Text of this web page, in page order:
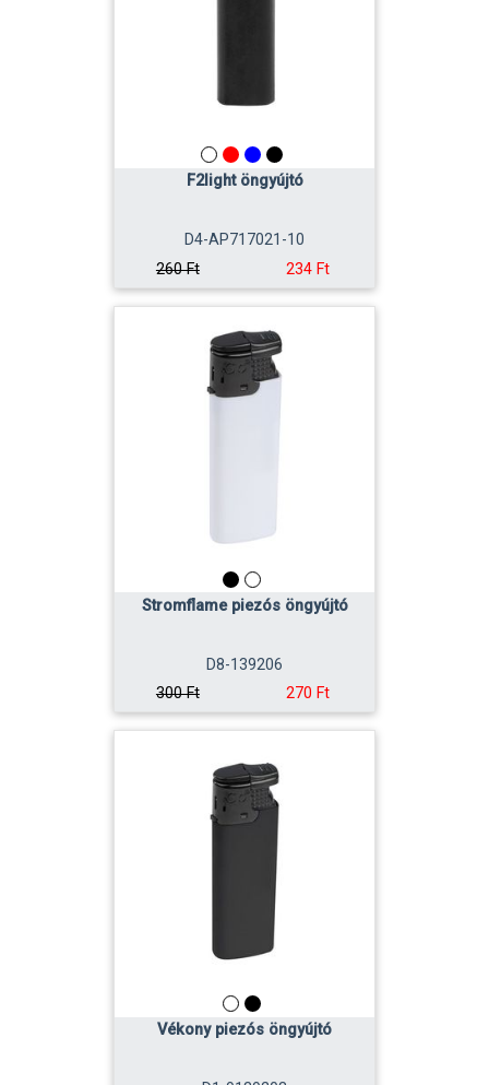
F2light öngyújtó
D4-AP717021-10
260 Ft
234 Ft
Stromflame piezós öngyújtó
D8-139206
300 Ft
270 Ft
Vékony piezós öngyújtó